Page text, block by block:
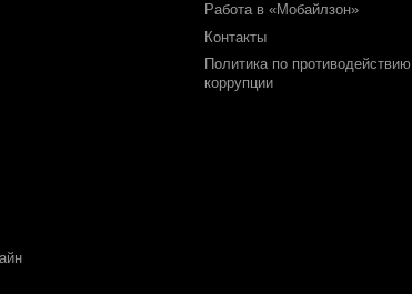
Работа в «Мобайлзон»
Контакты
Политика по противодействию
коррупции